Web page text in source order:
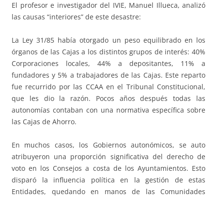
El profesor e investigador del IVIE, Manuel Illueca, analizó
las causas “interiores” de este desastre:
La Ley 31/85 había otorgado un peso equilibrado en los
órganos de las Cajas a los distintos grupos de interés: 40%
Corporaciones locales, 44% a depositantes, 11% a
fundadores y 5% a trabajadores de las Cajas. Este reparto
fue recurrido por las CCAA en el Tribunal Constitucional,
que les dio la razón. Pocos años después todas las
autonomías contaban con una normativa específica sobre
las Cajas de Ahorro.
En muchos casos, los Gobiernos autonómicos, se auto
atribuyeron una proporción significativa del derecho de
voto en los Consejos a costa de los Ayuntamientos. Esto
disparó la influencia política en la gestión de estas
Entidades, quedando en manos de las Comunidades